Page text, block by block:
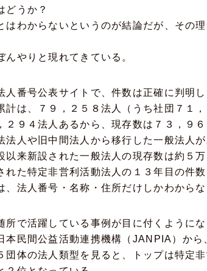
どうか？
はわからないというのが結論だが、その
やりと現れてきている。
人番号公表サイトで、件数は正確に判明し
計は、７９，２５８法人（うち社団７１
２９４法人あるから、現存数は７３，９
法人や旧中間法人から移行した一般法人
以来新設された一般法人の現存数は約５万
れた特定非営利活動法人の１３年目の件
、法人番号・名称・住所だけしかわから
所で活躍している事例が目に付くようにな
本民間公益活動連携機構（JANPIA）か
団体の法人類型を見ると、トップは特定